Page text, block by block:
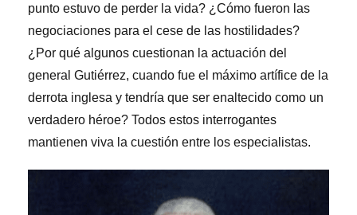
punto estuvo de perder la vida? ¿Cómo fueron las
negociaciones para el cese de las hostilidades?
¿Por qué algunos cuestionan la actuación del
general Gutiérrez, cuando fue el máximo artífice de la
derrota inglesa y tendría que ser enaltecido como un
verdadero héroe? Todos estos interrogantes
mantienen viva la cuestión entre los especialistas.